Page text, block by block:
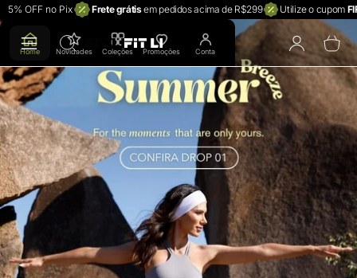
5% OFF no Pix Frete grátisem pedidos acima de R$299 Utilize o cupom
FIT LI (Varejo)
Home Novidades Coleções Promoções Conta